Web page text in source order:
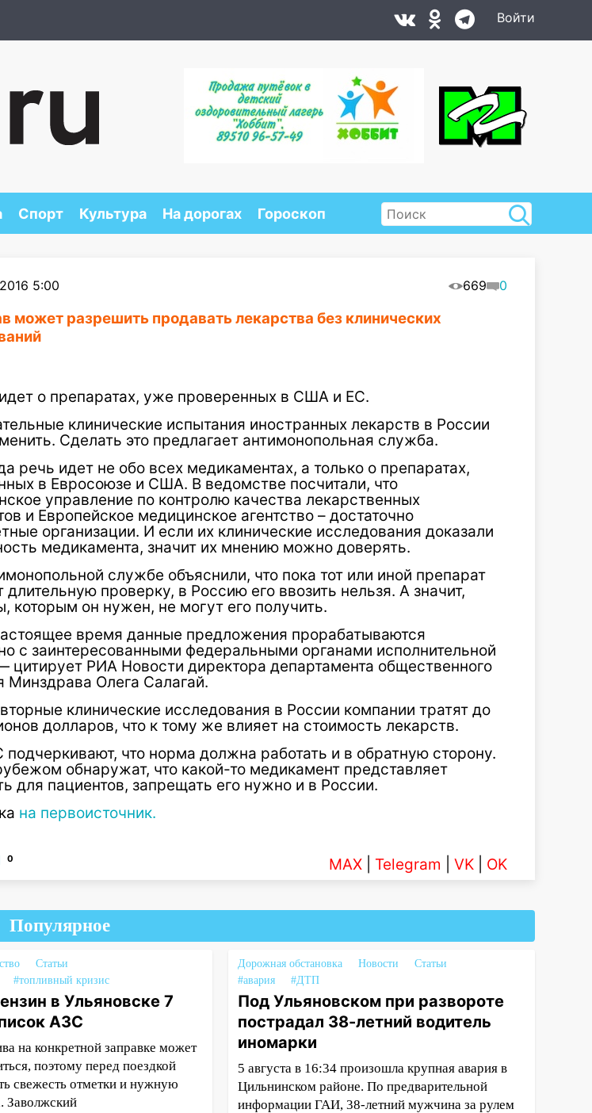
Войти
Спорт Культура На дорогах Гороскоп
5:00 669 0
может разрешить продавать лекарства без клинических
о препаратах, уже проверенных в США и ЕС.
клинические испытания иностранных лекарств в России
Сделать это предлагает антимонопольная служба.
речь идет не обо всех медикаментах, а только о препаратах,
в Евросоюзе и США. В ведомстве посчитали, что
управление по контролю качества лекарственных
и Европейское медицинское агентство – достаточно
организации. И если их клинические исследования доказали
медикамента, значит их мнению можно доверять.
службе объяснили, что пока тот или иной препарат
длительную проверку, в Россию его ввозить нельзя. А значит,
которым он нужен, не могут его получить.
время данные предложения прорабатываются
с заинтересованными федеральными органами исполнительной
цитирует РИА Новости директора департамента общественного
Минздрава Олега Салагай.
клинические исследования в России компании тратят до
долларов, что к тому же влияет на стоимость лекарств.
что норма должна работать и в обратную сторону.
обнаружат, что какой-то медикамент представляет
для пациентов, запрещать его нужно и в России.
на первоисточник.
0 MAX Telegram VK OK
Популярное
Статьи
#топливный кризис
в Ульяновске 7
АЗС
на конкретной заправке может
поэтому перед поездкой
свежесть отметки и нужную
Заволжский
Дорожная обстановка Новости
Статьи
#авария
#ДТП
Под Ульяновском при развороте
пострадал 38-летний водитель
иномарки
5 августа в 16:34 произошла крупная авария в
Цильнинском районе. По предварительной
информации ГАИ, 38-летний мужчина за рулем